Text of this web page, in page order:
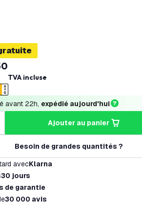
TVA incluse
avant 22h, expédié aujourd'hui
la quantité
ajouter au panier
Besoin de grandes quantités ?
avecKlarna
30 jours
de garantie
30 000 avis